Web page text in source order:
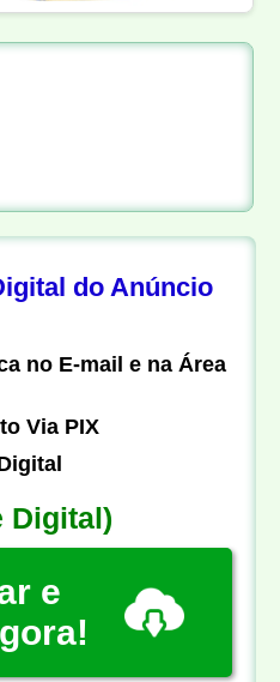
do Anúncio
no E-mail e na Área
Via PIX
Digital)
e